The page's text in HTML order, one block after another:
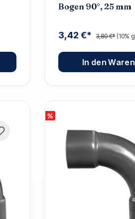
Bogen 90°, 25 mm
3,42 €* 3,80 €* (10%
In den
%